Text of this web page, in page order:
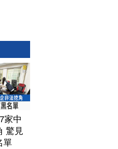
家中
驚見
單